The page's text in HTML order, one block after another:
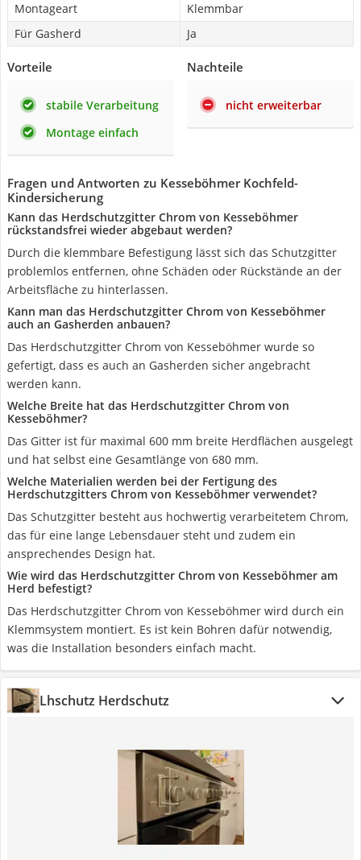
Montageart
Klemmbar
Für Gasherd
Ja
Vorteile
stabile Verarbeitung
Montage einfach
Nachteile
nicht erweiterbar
Fragen und Antworten zu Kesseböhmer Kochfeld-
Kindersicherung
Kann das Herdschutzgitter Chrom von Kesseböhmer
rückstandsfrei wieder abgebaut werden?
Durch die klemmbare Befestigung lässt sich das Schutzgitter
problemlos entfernen, ohne Schäden oder Rückstände an der
Arbeitsfläche zu hinterlassen.
Kann man das Herdschutzgitter Chrom von Kesseböhmer
auch an Gasherden anbauen?
Das Herdschutzgitter Chrom von Kesseböhmer wurde so
gefertigt, dass es auch an Gasherden sicher angebracht
werden kann.
Welche Breite hat das Herdschutzgitter Chrom von
Kesseböhmer?
Das Gitter ist für maximal 600 mm breite Herdflächen ausgelegt
und hat selbst eine Gesamtlänge von 680 mm.
Welche Materialien werden bei der Fertigung des
Herdschutzgitters Chrom von Kesseböhmer verwendet?
Das Schutzgitter besteht aus hochwertig verarbeitetem Chrom,
das für eine lange Lebensdauer steht und zudem ein
ansprechendes Design hat.
Wie wird das Herdschutzgitter Chrom von Kesseböhmer am
Herd befestigt?
Das Herdschutzgitter Chrom von Kesseböhmer wird durch ein
Klemmsystem montiert. Es ist kein Bohren dafür notwendig,
was die Installation besonders einfach macht.
Lhschutz Herdschutz